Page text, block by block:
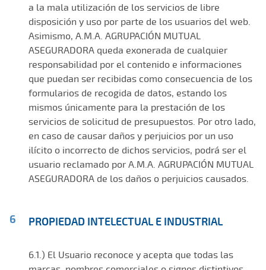
a la mala utilización de los servicios de libre
disposición y uso por parte de los usuarios del web.
Asimismo, A.M.A. AGRUPACIÓN MUTUAL
ASEGURADORA queda exonerada de cualquier
responsabilidad por el contenido e informaciones
que puedan ser recibidas como consecuencia de los
formularios de recogida de datos, estando los
mismos únicamente para la prestación de los
servicios de solicitud de presupuestos. Por otro lado,
en caso de causar daños y perjuicios por un uso
ilícito o incorrecto de dichos servicios, podrá ser el
usuario reclamado por A.M.A. AGRUPACIÓN MUTUAL
ASEGURADORA de los daños o perjuicios causados.
PROPIEDAD INTELECTUAL E INDUSTRIAL
6.1.) El Usuario reconoce y acepta que todas las